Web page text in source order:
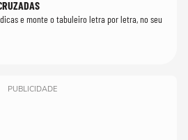
e monte o tabuleiro letra por letra, no seu
PUBLICIDADE